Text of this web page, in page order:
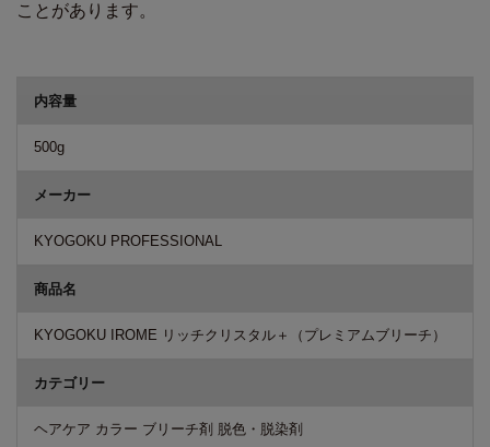
ことがあります。
内容量
500g
メーカー
KYOGOKU PROFESSIONAL
商品名
KYOGOKU IROME リッチクリスタル＋（プレミアムブリーチ）
カテゴリー
ヘアケア カラー ブリーチ剤 脱色・脱染剤